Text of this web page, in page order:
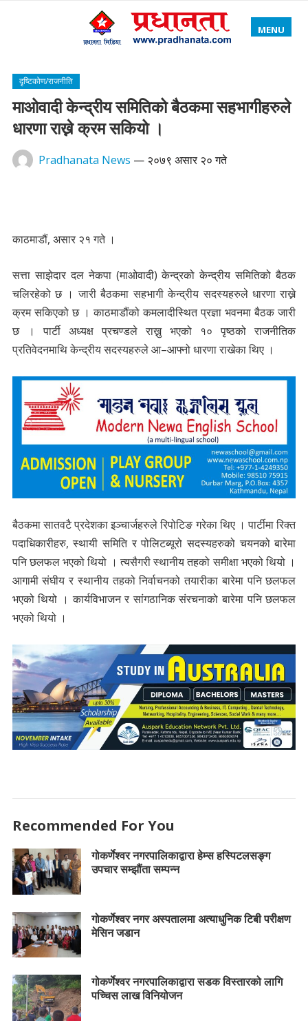
MENU
दृष्टिकोण/राजनीति
माओवादी केन्द्रीय समितिको बैठकमा सहभागीहरुले
धारणा राख्ने क्रम सकियो ।
Pradhanata News — २०७९ असार २० गते
काठमाडौं, असार २१ गते ।
सत्ता साझेदार दल नेकपा (माओवादी) केन्द्रको केन्द्रीय समितिको बैठक
चलिरहेको छ । जारी बैठकमा सहभागी केन्द्रीय सदस्यहरुले धारणा राख्ने
क्रम सकिएको छ । काठमाडौंको कमलादीस्थित प्रज्ञा भवनमा बैठक जारी
छ । पार्टी अध्यक्ष प्रचण्डले राख्नु भएको १० पृष्ठको राजनीतिक
प्रतिवेदनमाथि केन्द्रीय सदस्यहरुले आ–आफ्नो धारणा राखेका थिए ।
बैठकमा सातवटै प्रदेशका इञ्चार्जहरुले रिपोटिङ गरेका थिए । पार्टीमा रिक्त
पदाधिकारीहरु, स्थायी समिति र पोलिटब्यूरो सदस्यहरुको चयनको बारेमा
पनि छलफल भएको थियो । त्यसैगरी स्थानीय तहको समीक्षा भएको थियो ।
आगामी संघीय र स्थानीय तहको निर्वाचनको तयारीका बारेमा पनि छलफल
भएको थियो । कार्यविभाजन र सांगठानिक संरचनाको बारेमा पनि छलफल
भएको थियो ।
Recommended For You
गोकर्णेश्वर नगरपालिकाद्वारा हेम्स हस्पिटलसङ्ग
उपचार सम्झौंता सम्पन्न
गोकर्णेश्वर नगर अस्पतालमा अत्याधुनिक टिबी परीक्षण
मेसिन जडान
गोकर्णेश्वर नगरपालिकाद्वारा सडक विस्तारको लागि
पच्चिस लाख विनियोजन